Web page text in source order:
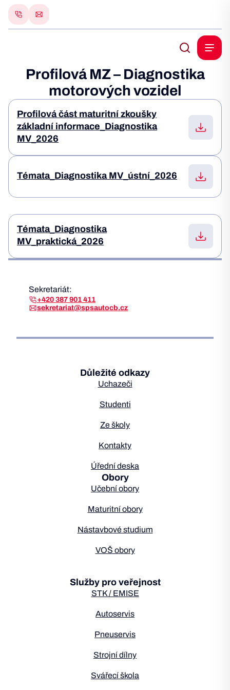
Profilová MZ – Diagnostika
motorových vozidel
Profilová část maturitní zkoušky
základní informace_Diagnostika
MV_2026
Témata_Diagnostika MV_ústní_2026
Témata_Diagnostika
MV_praktická_2026
Sekretariát:
+420 387 901 411
sekretariat@spsautocb.cz
Důležité odkazy
Uchazeči
Studenti
Ze školy
Kontakty
Úřední deska
Obory
Učební obory
Maturitní obory
Nástavbové studium
VOŠ obory
Služby pro veřejnost
STK / EMISE
Autoservis
Pneuservis
Strojní dílny
Svářecí škola